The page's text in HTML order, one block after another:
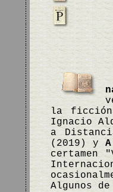
la ficción
Ignacio
a
(2019) y
certamen
Algunos